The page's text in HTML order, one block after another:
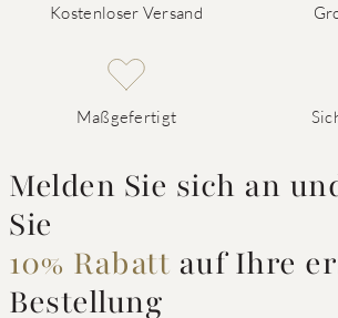
Kostenloser Versand
Maßgefertigt
Melden Sie sich an
Sie
10% Rabatt auf Ihre
Bestellung